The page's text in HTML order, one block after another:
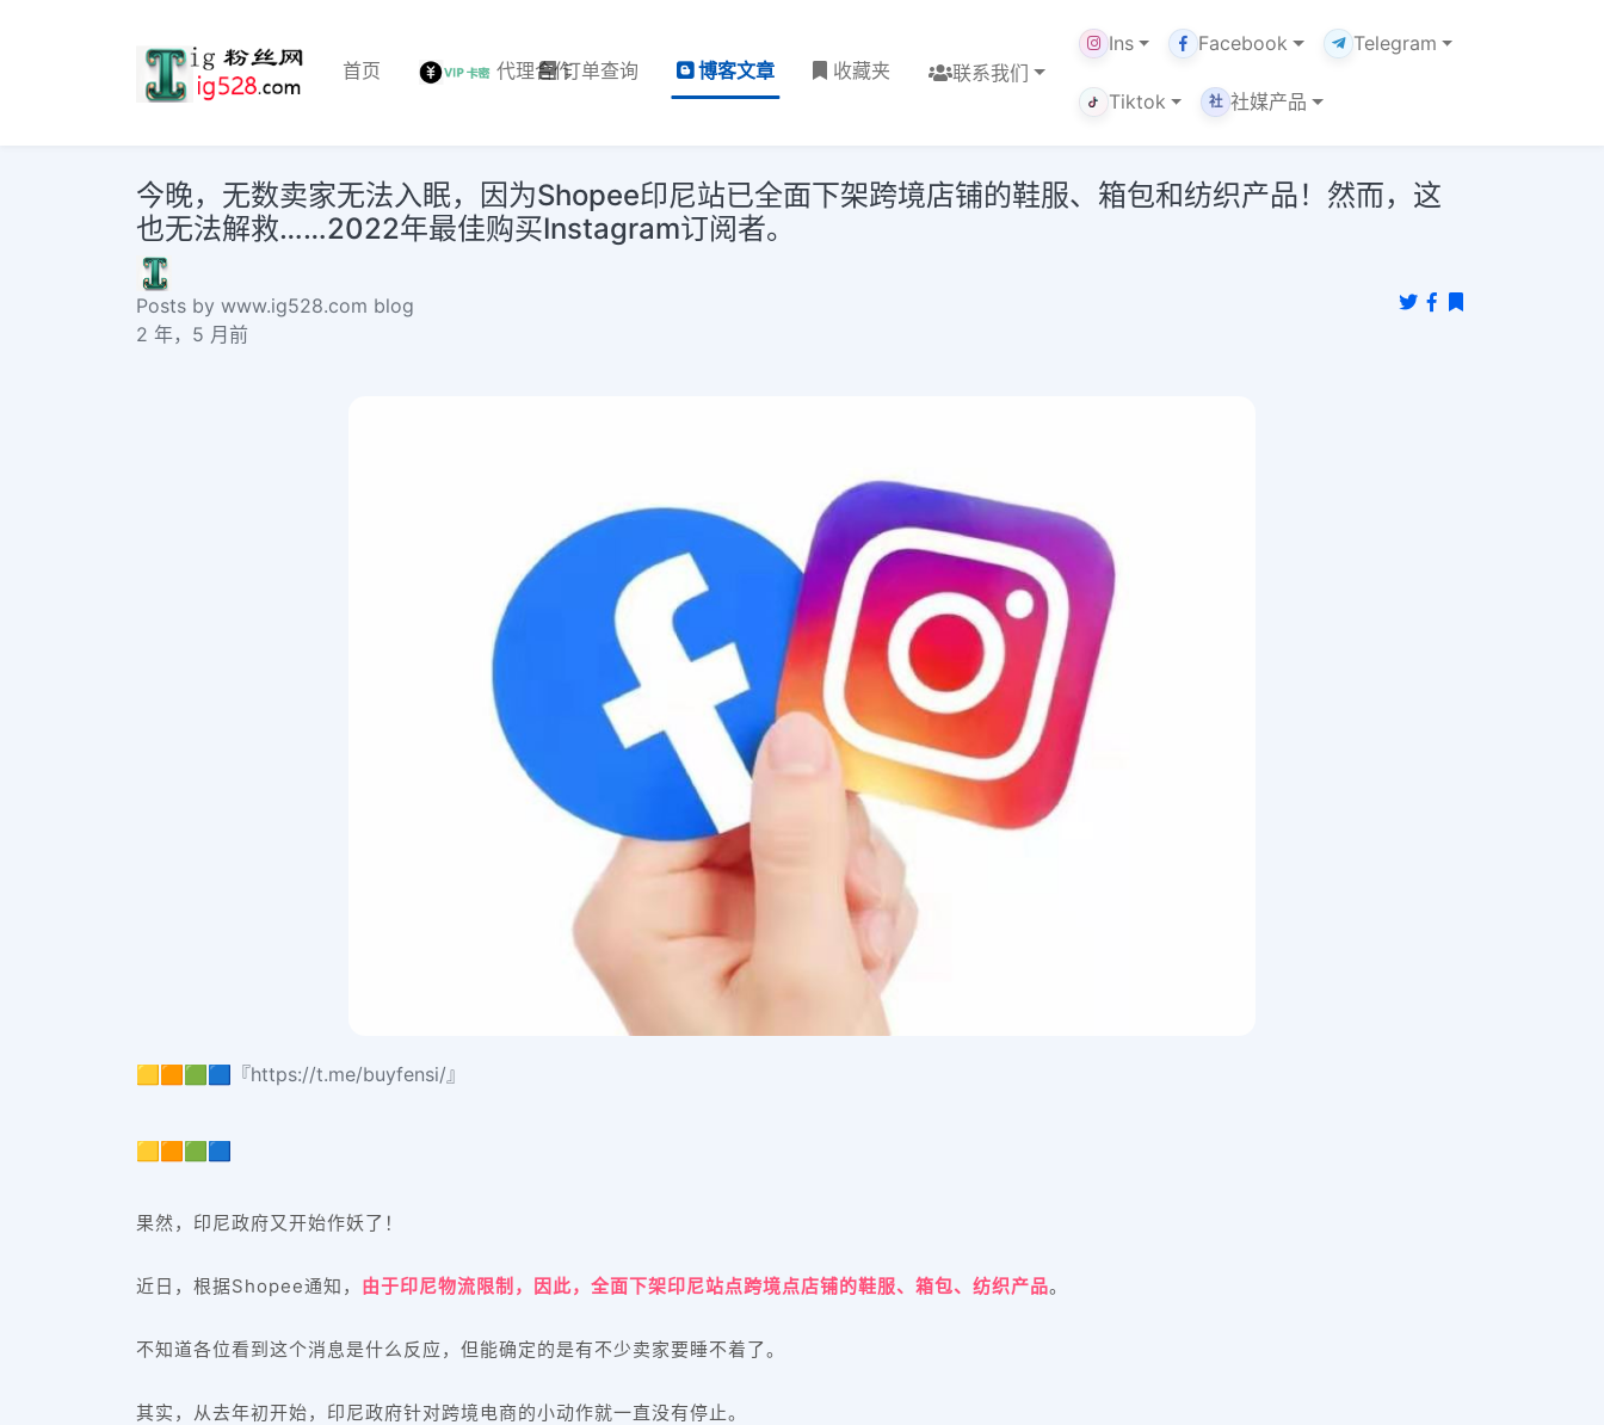
首页 代理合作订单查询 博客文章 收藏夹 联系我们
Ins Facebook Telegram
Tiktok 社 社媒产品
今晚，无数卖家无法入眠，因为Shopee印尼站已全面下架跨境店铺的鞋服、箱包和纺织产品！然而，这
也无法解救……2022年最佳购买Instagram订阅者。
Posts by www.ig528.com blog
2 年，5 月前
🟨🟧🟩🟦『https://t.me/buyfensi/』
🟨🟧🟩🟦
果然，印尼政府又开始作妖了！
近日，根据Shopee通知， 由于印尼物流限制，因此，全面下架印尼站点跨境点店铺的鞋服、箱包、纺织产品。
不知道各位看到这个消息是什么反应，但能确定的是有不少卖家要睡不着了。
其实，从去年初开始，印尼政府针对跨境电商的小动作就一直没有停止。